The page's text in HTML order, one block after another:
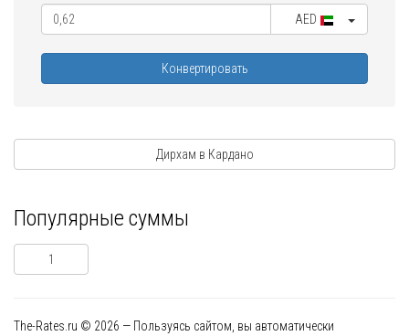
AED
Конвертировать
Дирхам в Кардано
Популярные суммы
1
The-Rates.ru © 2026 — Пользуясь сайтом, вы автоматически